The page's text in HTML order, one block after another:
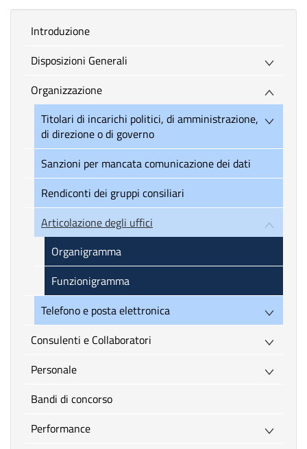
introduzione
Disposizioni Generali
Organizzazione
Titolari di incarichi politici, di amministrazione,
di direzione o di governo
Sanzioni per mancata comunicazione dei dati
Rendiconti dei gruppi consiliari
Articolazione degli uffici
Organigramma
Funzionigramma
Telefono e posta elettronica
Consulenti e Collaboratori
Personale
Bandi di concorso
Performance